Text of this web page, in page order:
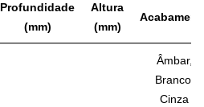
Profundidade
(mm)
Altura
(mm)
Âmbar,
Branco,
Cinza